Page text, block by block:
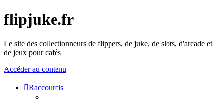
flipjuke.fr
Le site des collectionneurs de flippers, de juke, de slots, d'arcade et
de jeux pour cafés
Accéder au contenu
Raccourcis